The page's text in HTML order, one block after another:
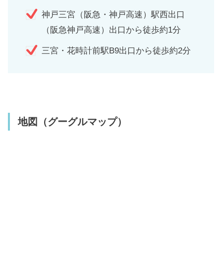
神戸三宮（阪急・神戸高速）駅西出口
（阪急神戸高速）出口から徒歩約1分
三宮・花時計前駅B9出口から徒歩約2分
地図（グーグルマップ）